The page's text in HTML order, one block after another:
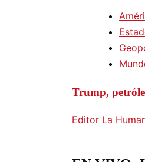
Trump,
Editor La